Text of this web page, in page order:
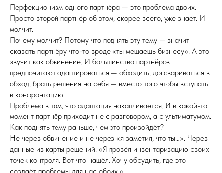
Перфекционизм одного партнёра — это проблема двоих.
Просто второй партнёр об этом, скорее всего, уже знает. И
молчит.
Почему молчит? Потому что поднять эту тему — значит
сказать партнёру что-то вроде «ты мешаешь бизнесу». А это
звучит как обвинение. И большинство партнёров
предпочитают адаптироваться — обходить, договариваться в
обход, брать решения на себя — вместо того чтобы вступать
в конфронтацию.
Проблема в том, что адаптация накапливается. И в какой-то
момент партнёр приходит не с разговором, а с ультиматумом.
Как поднять тему раньше, чем это произойдёт?
Не через обвинение и не через «я заметил, что ты…». Через
данные из карты решений. «Я провёл инвентаризацию своих
точек контроля. Вот что нашёл. Хочу обсудить, где это
создаёт проблемы для нас обоих.»